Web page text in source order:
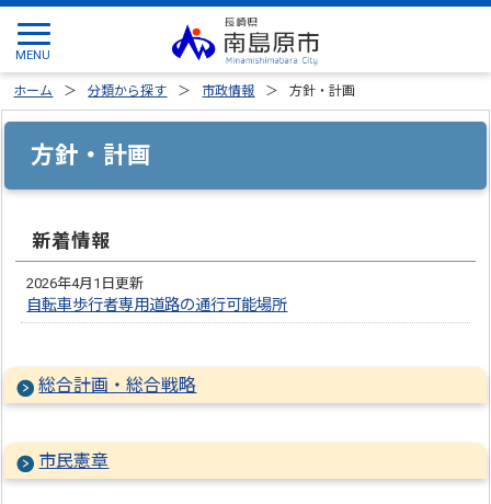
ホーム 分類から探す 市政情報 方針・計画
方針・計画
新着情報
2026年4月1日更新
自転車歩行者専用道路の通行可能場所
総合計画・総合戦略
市民憲章